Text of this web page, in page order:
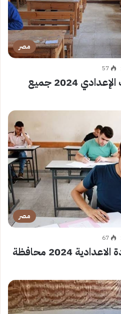
مصر
57
الآن.. نتيجة الصف الثالث الإعدادي 2024 جميع
مصر
67
ظهرت الآن نتيجة الشهادة الاعدادية 2024 محافظة